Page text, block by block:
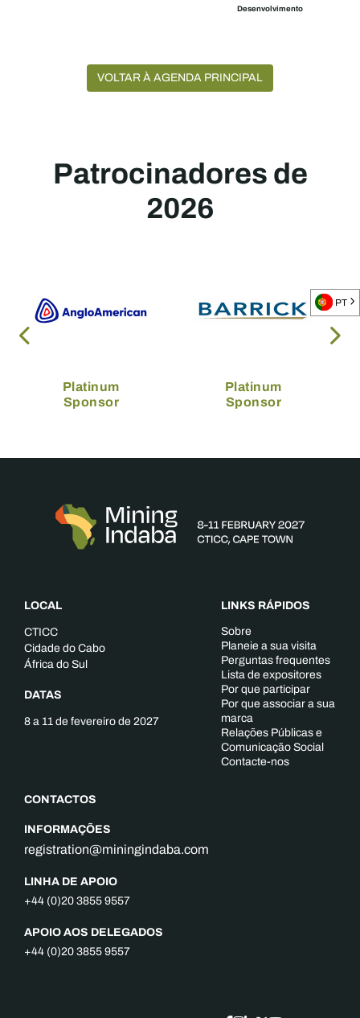
Desenvolvimento
VOLTAR À AGENDA PRINCIPAL
Patrocinadores de
2026
Platinum
Sponsor
Platinum
Sponsor
LOCAL
CTICC
Cidade do Cabo
África do Sul
DATAS
8 a 11 de fevereiro de 2027
CONTACTOS
INFORMAÇÕES
registration@miningindaba.com
LINHA DE APOIO
+44 (0)20 3855 9557
APOIO AOS DELEGADOS
+44 (0)20 3855 9557
LINKS RÁPIDOS
Sobre
Planeie a sua visita
Perguntas frequentes
Lista de expositores
Por que participar
Por que associar a sua
marca
Relações Públicas e
Comunicação Social
Contacte-nos
PT